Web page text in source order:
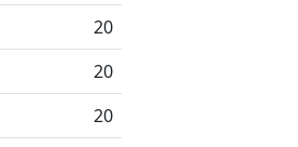
20
20
20